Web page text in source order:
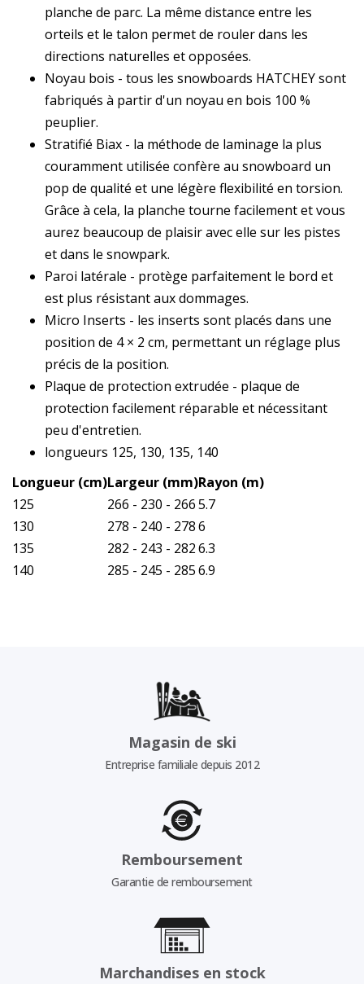
planche de parc. La même distance entre les
orteils et le talon permet de rouler dans les
directions naturelles et opposées.
Noyau bois - tous les snowboards HATCHEY sont
fabriqués à partir d'un noyau en bois 100 %
peuplier.
Stratifié Biax - la méthode de laminage la plus
couramment utilisée confère au snowboard un
pop de qualité et une légère flexibilité en torsion.
Grâce à cela, la planche tourne facilement et vous
aurez beaucoup de plaisir avec elle sur les pistes
et dans le snowpark.
Paroi latérale - protège parfaitement le bord et
est plus résistant aux dommages.
Micro Inserts - les inserts sont placés dans une
position de 4 × 2 cm, permettant un réglage plus
précis de la position.
Plaque de protection extrudée - plaque de
protection facilement réparable et nécessitant
peu d'entretien.
longueurs 125, 130, 135, 140
Longueur (cm)Largeur (mm)Rayon (m)
125
266 - 230 - 2665.7
130
278 - 240 - 2786
135
282 - 243 - 2826.3
140
285 - 245 - 2856.9
Magasin de ski
Entreprise familiale depuis 2012
Remboursement
Garantie de remboursement
Marchandises en stock